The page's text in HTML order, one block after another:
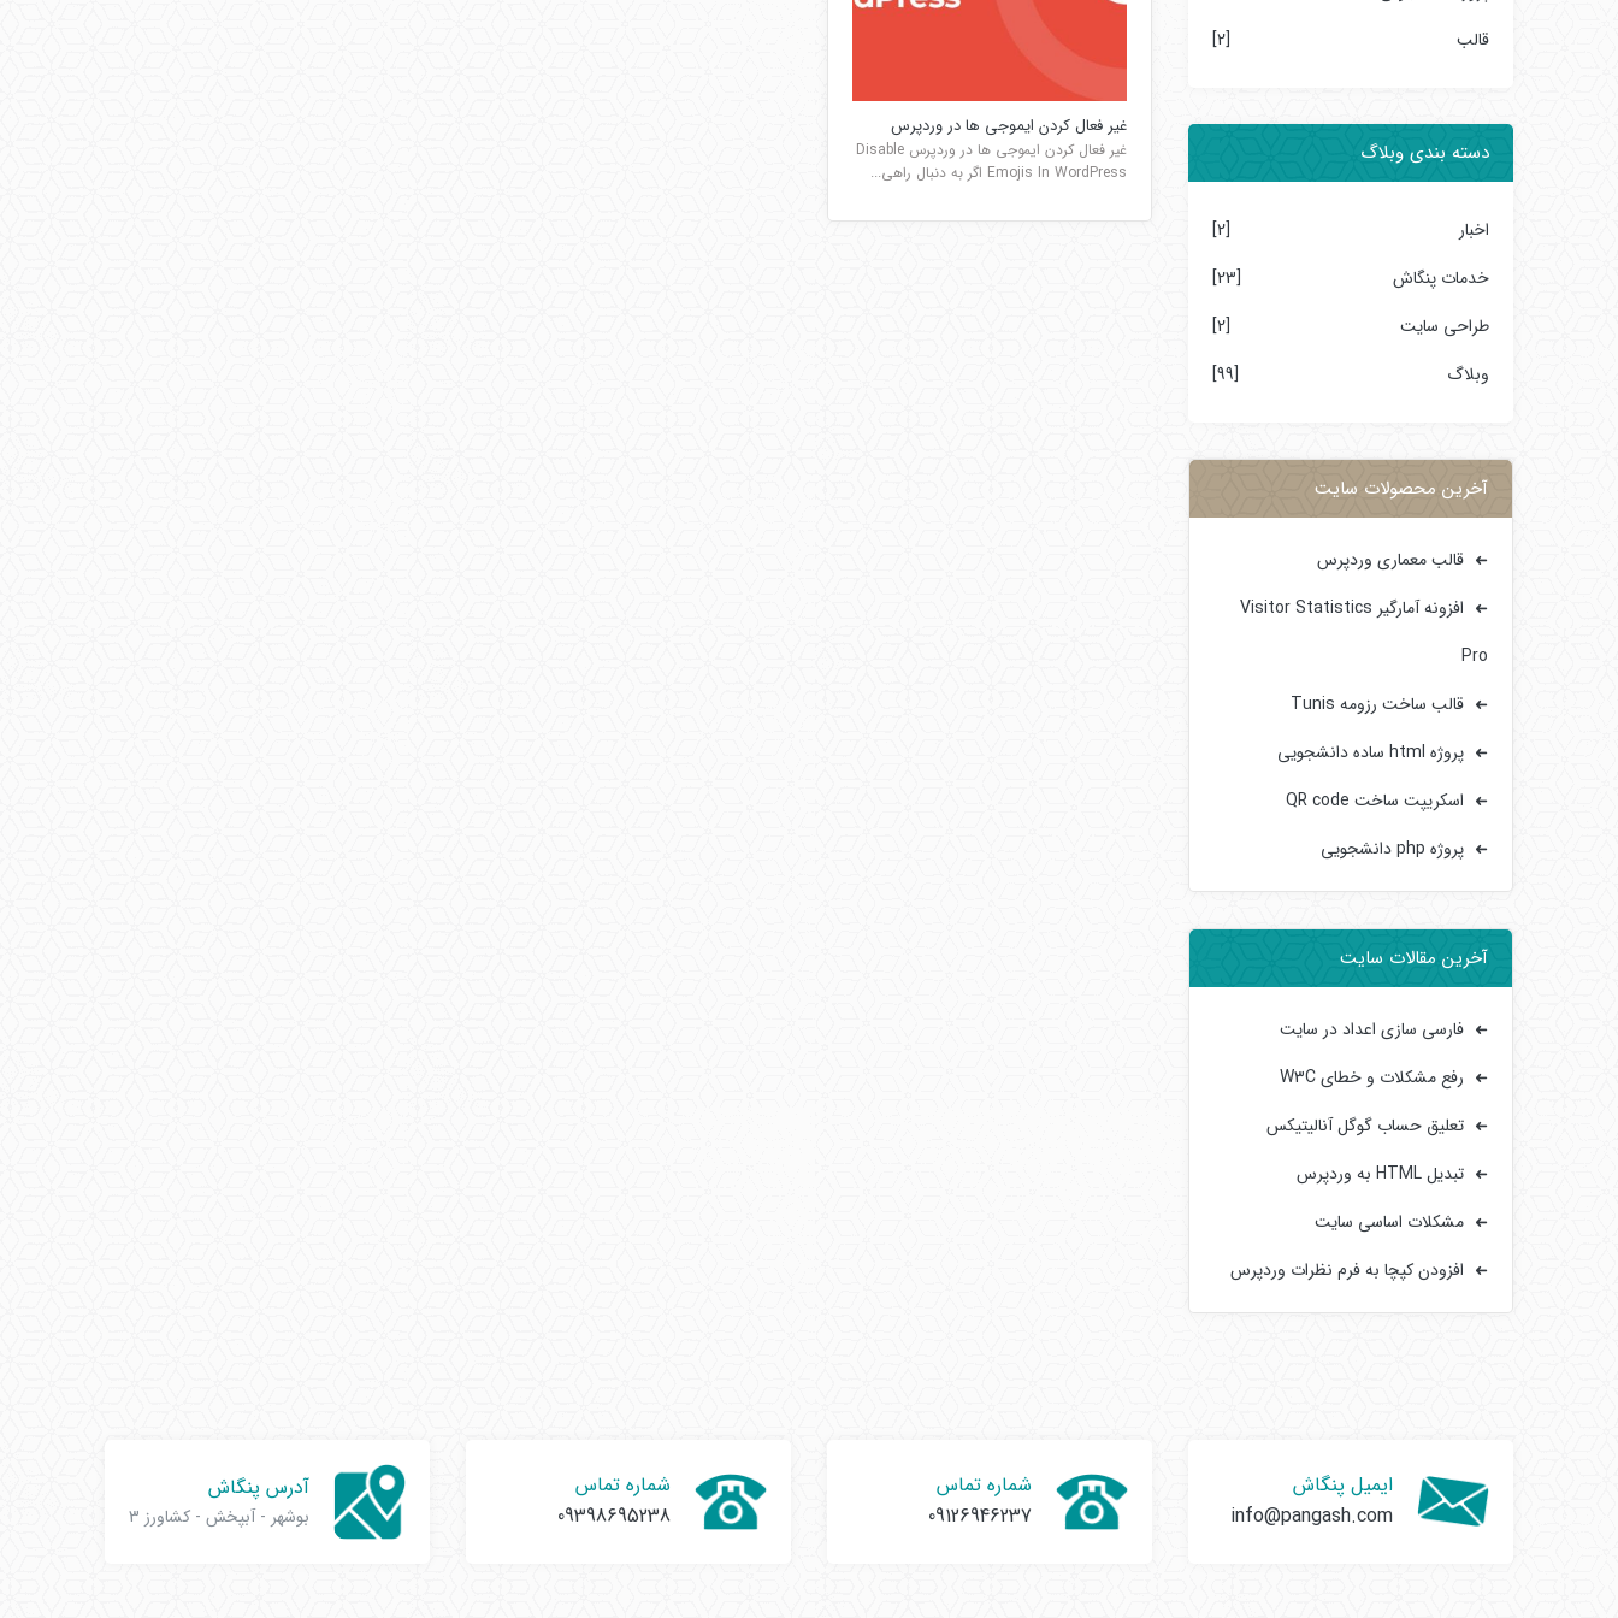
قالب
[2]
دسته بندی وبلاگ
اخبار
[2]
خدمات پنگاش
[23]
طراحی سایت
[2]
وبلاگ
[99]
آخرین محصولات سایت
قالب معماری وردپرس
افزونه آمارگیر Visitor Statistics
Pro
قالب ساخت رزومه Tunis
پروژه html ساده دانشجویی
اسکریپت ساخت QR code
پروژه php دانشجویی
آخرین مقالات سایت
فارسی سازی اعداد در سایت
رفع مشکلات و خطای W3C
تعلیق حساب گوگل آنالیتیکس
تبدیل HTML به وردپرس
مشکلات اساسی سایت‌
افزودن کپچا به فرم‌ نظرات وردپرس
غیر فعال کردن ایموجی ها در وردپرس
غیر فعال کردن ایموجی ها در وردپرس Disable
Emojis In WordPress اگر به دنبال راهی...
ایمیل پنگاش
info@pangash.com
شماره تماس
09126946237
شماره تماس
09398695238
آدرس پنگاش
بوشهر - آبپخش - کشاورز 3